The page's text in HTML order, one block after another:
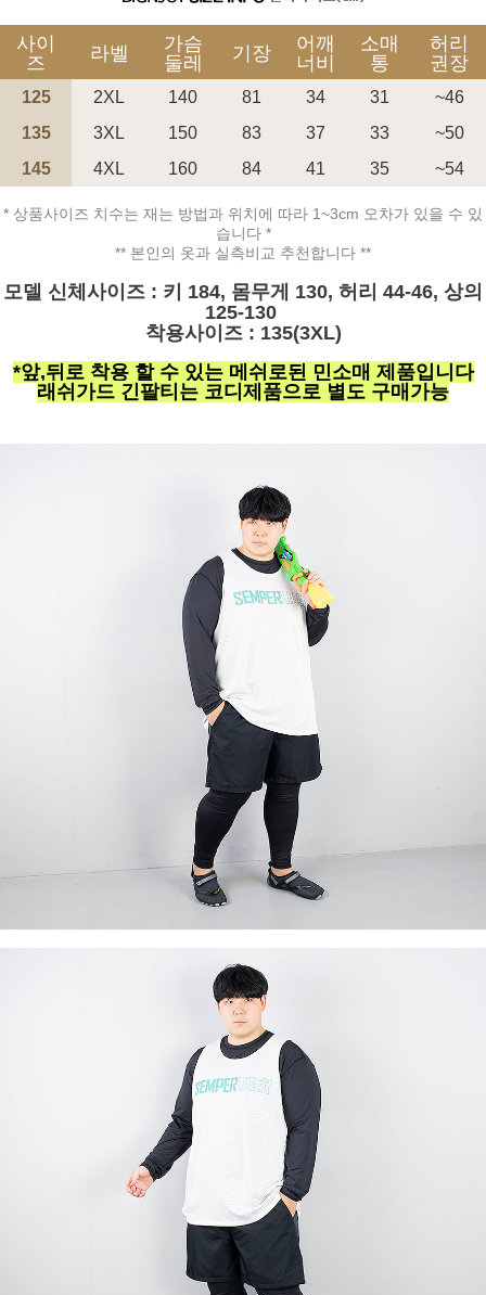
페이코 ID로 페
사이
즈
라벨
가슴
둘레
기장
어깨
너비
소매
통
허리
권장
125 2XL 140 81 34 31
~46
135
3XL 150 83 37 33
~50
145
4XL 160 84 41 35 ~54
* 상품사이즈 치수는 재는 방법과 위치에 따라 1~3cm 오차가 있을 수 있
습니다 *
** 본인의 옷과 실측비교 추천합니다 **
모델 신체사이즈 : 키 184, 몸무게 130, 허리 44-46, 상의
125-130
착용사이즈 : 135(3XL)
*앞,뒤로 착용 할 수 있는 메쉬로된 민소매 제품입니다
래쉬가드 긴팔티는 코디제품으로 별도 구매가능